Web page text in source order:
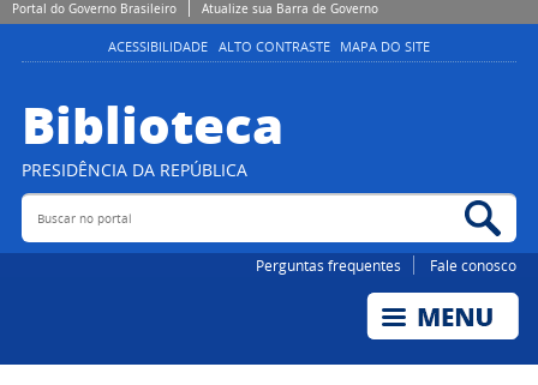
Portal do Governo Brasileiro Atualize sua Barra de Governo
ACESSIBILIDADE ALTO CONTRASTE MAPA DO SITE
Biblioteca
PRESIDÊNCIA DA REPÚBLICA
Buscar no portal
Perguntas frequentes Fale conosco